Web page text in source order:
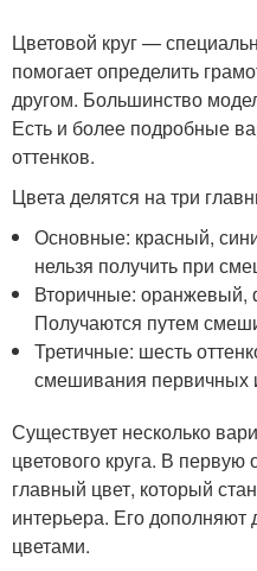
Цветовой круг —
помогает определить
другом. Большинство
Есть и более подробные
оттенков.
Цвета делятся на три
Основные: красный,
нельзя получить при
Вторичные: оранжевый,
Получаются путем
Третичные: шесть
смешивания первичных
Существует несколько
цветового круга. В
главный цвет, который
интерьера. Его дополняют
цветами.